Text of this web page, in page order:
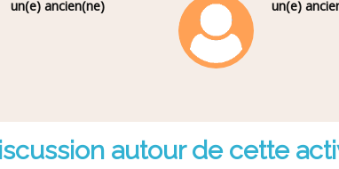
un(e) ancien(ne) un(e)
autour de cette